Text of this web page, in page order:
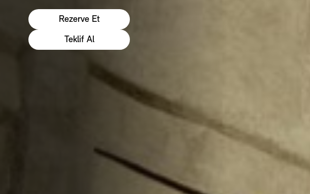
Rezerve Et
Teklif Al